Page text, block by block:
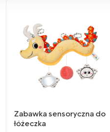
ustawień przeglądarki, z której
Zabawka sensoryczna do
łóżeczka